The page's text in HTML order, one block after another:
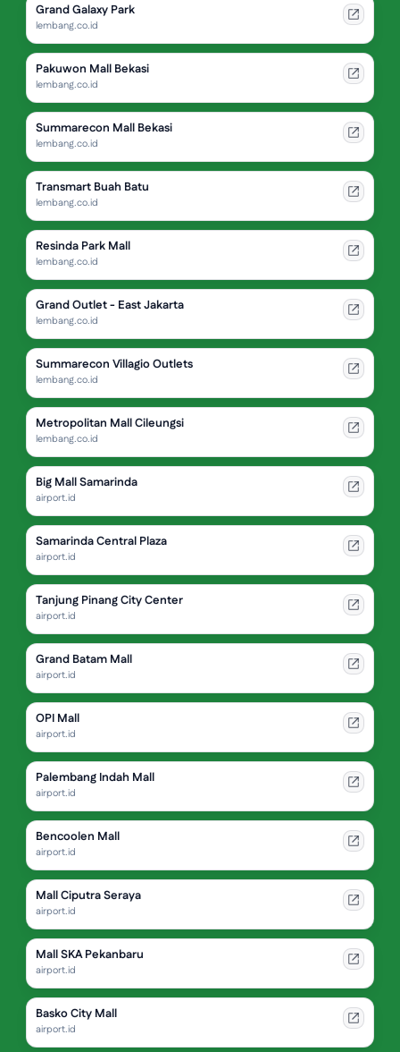
Grand Galaxy Park
lembang.co.id
Pakuwon Mall Bekasi
lembang.co.id
Summarecon Mall Bekasi
lembang.co.id
Transmart Buah Batu
lembang.co.id
Resinda Park Mall
lembang.co.id
Grand Outlet - East Jakarta
lembang.co.id
Summarecon Villagio Outlets
lembang.co.id
Metropolitan Mall Cileungsi
lembang.co.id
Big Mall Samarinda
airport.id
Samarinda Central Plaza
airport.id
Tanjung Pinang City Center
airport.id
Grand Batam Mall
airport.id
OPI Mall
airport.id
Palembang Indah Mall
airport.id
Bencoolen Mall
airport.id
Mall Ciputra Seraya
airport.id
Mall SKA Pekanbaru
airport.id
Basko City Mall
airport.id